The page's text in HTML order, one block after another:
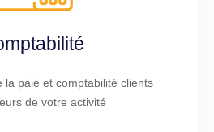
la paie et comptabilité clients
de votre activité